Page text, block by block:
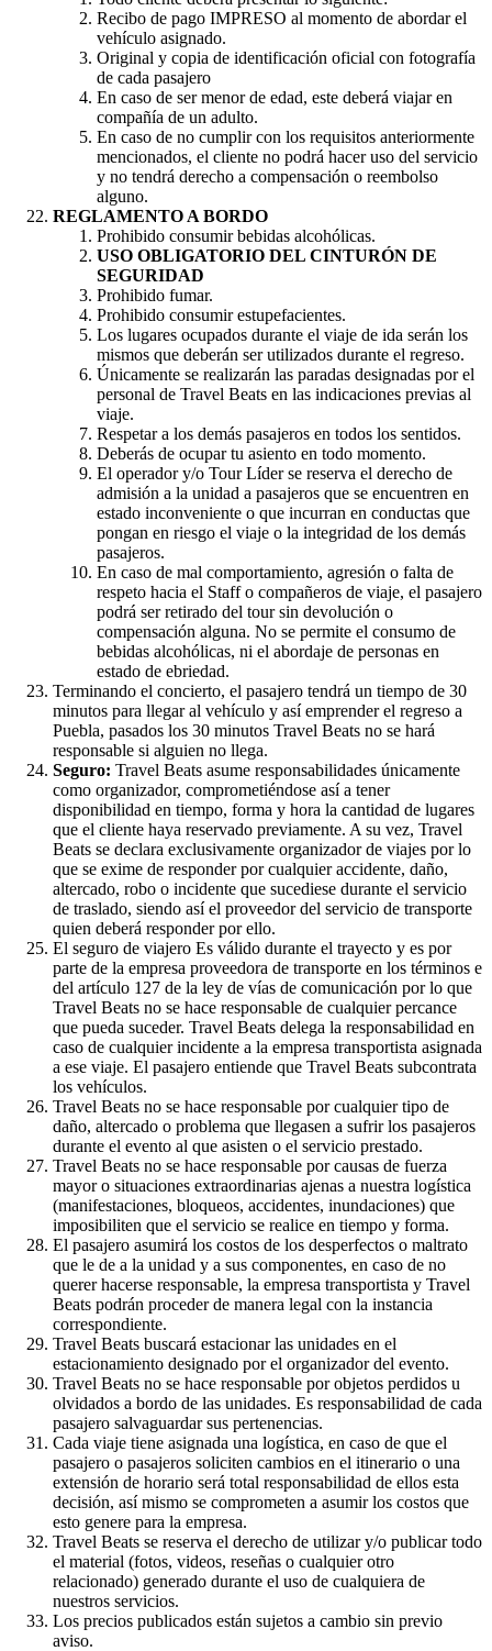
Recibo de pago IMPRESO al momento de abordar el
vehículo asignado.
Original y copia de identificación oficial con fotografía
de cada pasajero
En caso de ser menor de edad, este deberá viajar en
compañía de un adulto.
En caso de no cumplir con los requisitos anteriormente
mencionados, el cliente no podrá hacer uso del servicio
y no tendrá derecho a compensación o reembolso
alguno.
REGLAMENTO A BORDO
Prohibido consumir bebidas alcohólicas.
USO OBLIGATORIO DEL CINTURÓN DE
SEGURIDAD
Prohibido fumar.
Prohibido consumir estupefacientes.
Los lugares ocupados durante el viaje de ida serán los
mismos que deberán ser utilizados durante el regreso.
Únicamente se realizarán las paradas designadas por el
personal de Travel Beats en las indicaciones previas al
viaje.
Respetar a los demás pasajeros en todos los sentidos.
Deberás de ocupar tu asiento en todo momento.
El operador y/o Tour Líder se reserva el derecho de
admisión a la unidad a pasajeros que se encuentren en
estado inconveniente o que incurran en conductas que
pongan en riesgo el viaje o la integridad de los demás
pasajeros.
En caso de mal comportamiento, agresión o falta de
respeto hacia el Staff o compañeros de viaje, el pasajero
podrá ser retirado del tour sin devolución o
compensación alguna. No se permite el consumo de
bebidas alcohólicas, ni el abordaje de personas en
estado de ebriedad.
Terminando el concierto, el pasajero tendrá un tiempo de 30
minutos para llegar al vehículo y así emprender el regreso a
Puebla, pasados los 30 minutos Travel Beats no se hará
responsable si alguien no llega.
Seguro: Travel Beats asume responsabilidades únicamente
como organizador, comprometiéndose así a tener
disponibilidad en tiempo, forma y hora la cantidad de lugares
que el cliente haya reservado previamente. A su vez, Travel
Beats se declara exclusivamente organizador de viajes por lo
que se exime de responder por cualquier accidente, daño,
altercado, robo o incidente que sucediese durante el servicio
de traslado, siendo así el proveedor del servicio de transporte
quien deberá responder por ello.
El seguro de viajero Es válido durante el trayecto y es por
parte de la empresa proveedora de transporte en los términos e
del artículo 127 de la ley de vías de comunicación por lo que
Travel Beats no se hace responsable de cualquier percance
que pueda suceder. Travel Beats delega la responsabilidad en
caso de cualquier incidente a la empresa transportista asignada
a ese viaje. El pasajero entiende que Travel Beats subcontrata
los vehículos.
Travel Beats no se hace responsable por cualquier tipo de
daño, altercado o problema que llegasen a sufrir los pasajeros
durante el evento al que asisten o el servicio prestado.
Travel Beats no se hace responsable por causas de fuerza
mayor o situaciones extraordinarias ajenas a nuestra logística
(manifestaciones, bloqueos, accidentes, inundaciones) que
imposibiliten que el servicio se realice en tiempo y forma.
El pasajero asumirá los costos de los desperfectos o maltrato
que le de a la unidad y a sus componentes, en caso de no
querer hacerse responsable, la empresa transportista y Travel
Beats podrán proceder de manera legal con la instancia
correspondiente.
Travel Beats buscará estacionar las unidades en el
estacionamiento designado por el organizador del evento.
Travel Beats no se hace responsable por objetos perdidos u
olvidados a bordo de las unidades. Es responsabilidad de cada
pasajero salvaguardar sus pertenencias.
Cada viaje tiene asignada una logística, en caso de que el
pasajero o pasajeros soliciten cambios en el itinerario o una
extensión de horario será total responsabilidad de ellos esta
decisión, así mismo se comprometen a asumir los costos que
esto genere para la empresa.
Travel Beats se reserva el derecho de utilizar y/o publicar todo
el material (fotos, videos, reseñas o cualquier otro
relacionado) generado durante el uso de cualquiera de
nuestros servicios.
Los precios publicados están sujetos a cambio sin previo
aviso.